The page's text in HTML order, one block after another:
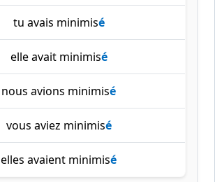
tu avais minimisé
elle avait minimisé
nous avions minimisé
vous aviez minimisé
elles avaient minimisé